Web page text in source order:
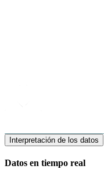
Interpretación de los datos
Datos en tiempo real